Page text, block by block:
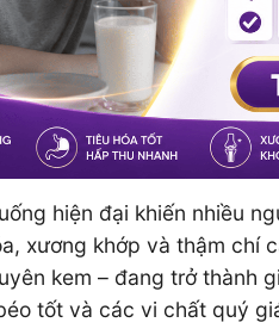
hiện đại khiến nhiều
xương khớp và thậm chí
kem – đang trở thành
tốt và các vi chất quý